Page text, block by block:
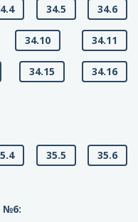
34.5 34.6
34.10 34.11
34.15 34.16
35.5 35.6
№6: